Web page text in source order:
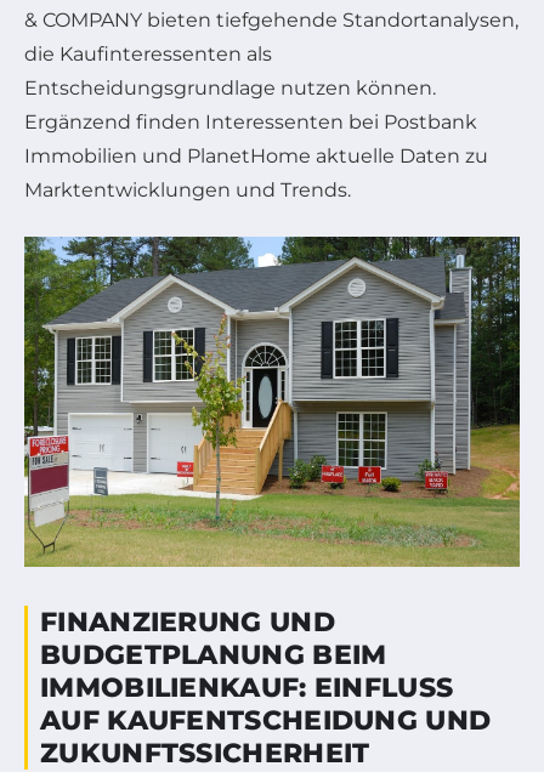
& COMPANY bieten tiefgehende Standortanalysen,
die Kaufinteressenten als
Entscheidungsgrundlage nutzen können.
Ergänzend finden Interessenten bei Postbank
Immobilien und PlanetHome aktuelle Daten zu
Marktentwicklungen und Trends.
FINANZIERUNG UND
BUDGETPLANUNG BEIM
IMMOBILIENKAUF: EINFLUSS
AUF KAUFENTSCHEIDUNG UND
ZUKUNFTSSICHERHEIT